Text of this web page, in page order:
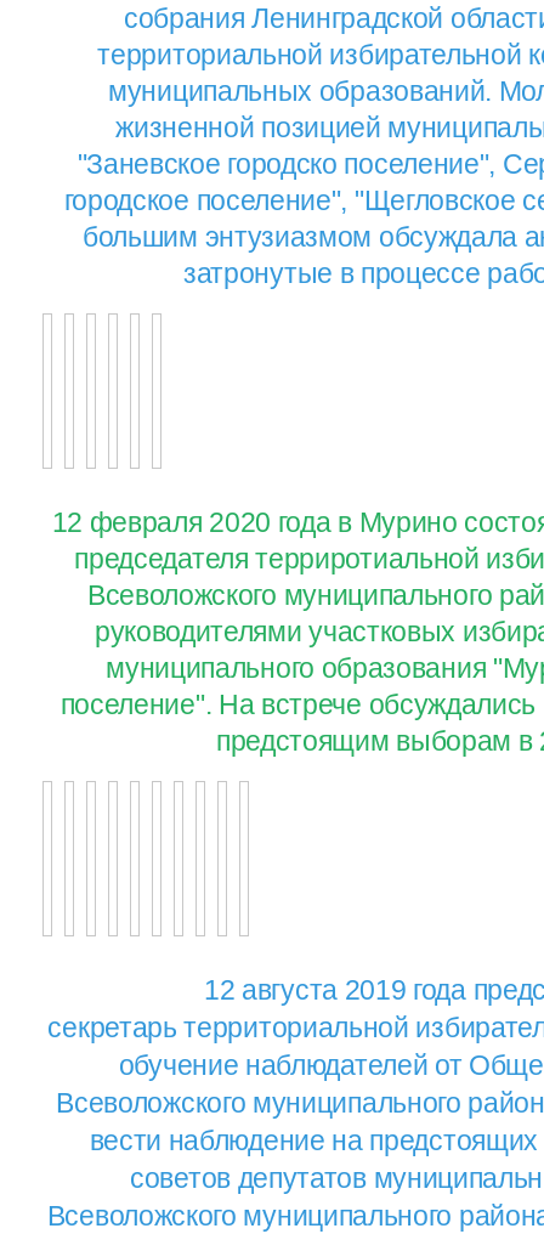
собрания Ленинградской
территориальной избирательной
муниципальных образований.
жизненной позицией
"Заневское городско поселение",
городское поселение", "Щегловское
большим энтузиазмом обсуждала
затронутые в процессе
12 февраля 2020 года в Мурино
председателя терриротиальной
Всеволожского муниципального
руководителями участковых
муниципального образования
поселение". На встрече обсуждались
предстоящим выборам в
12 августа 2019 года
секретарь территориальной
обучение наблюдателей от
Всеволожского муниципального
вести наблюдение на
советов депутатов
Всеволожского муниципального